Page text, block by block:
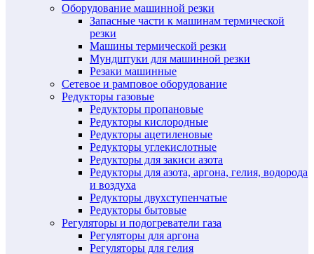
Оборудование машинной резки
Запасные части к машинам термической
резки
Машины термической резки
Мундштуки для машинной резки
Резаки машинные
Сетевое и рамповое оборудование
Редукторы газовые
Редукторы пропановые
Редукторы кислородные
Редукторы ацетиленовые
Редукторы углекислотные
Редукторы для закиси азота
Редукторы для азота, аргона, гелия, водорода
и воздуха
Редукторы двухступенчатые
Редукторы бытовые
Регуляторы и подогреватели газа
Регуляторы для аргона
Регуляторы для гелия